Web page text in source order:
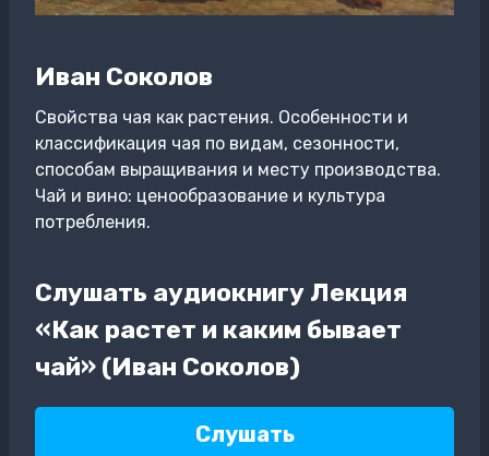
Иван Соколов
Свойства чая как растения. Особенности и
классификация чая по видам, сезонности,
способам выращивания и месту производства.
Чай и вино: ценообразование и культура
потребления.
Слушать аудиокнигу Лекция
«Как растет и каким бывает
чай» (Иван Соколов)
Слушать